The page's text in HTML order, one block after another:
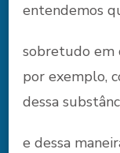
entendemos
sobretudo em
por exemplo,
dessa
e dessa